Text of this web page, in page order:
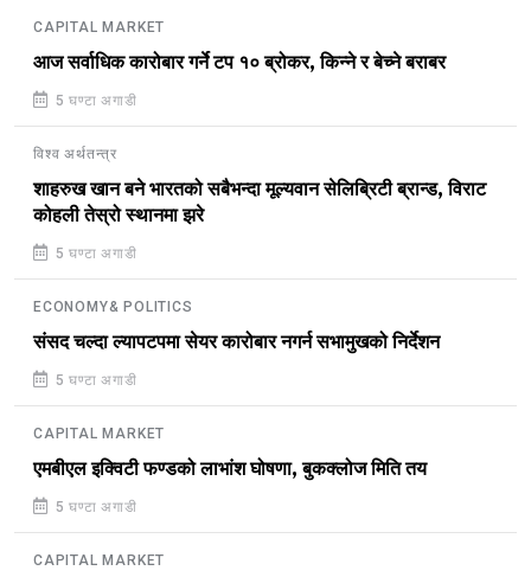
CAPITAL MARKET
आज सर्वाधिक कारोबार गर्ने टप १० ब्रोकर, किन्ने र बेच्ने बराबर
5 घण्टा अगाडी
विश्व अर्थतन्त्र
शाहरुख खान बने भारतको सबैभन्दा मूल्यवान सेलिब्रिटी ब्रान्ड, विराट
कोहली तेस्रो स्थानमा झरे
5 घण्टा अगाडी
ECONOMY& POLITICS
संसद चल्दा ल्यापटपमा सेयर कारोबार नगर्न सभामुखको निर्देशन
5 घण्टा अगाडी
CAPITAL MARKET
एमबीएल इक्विटी फण्डको लाभांश घोषणा, बुकक्लोज मिति तय
5 घण्टा अगाडी
CAPITAL MARKET